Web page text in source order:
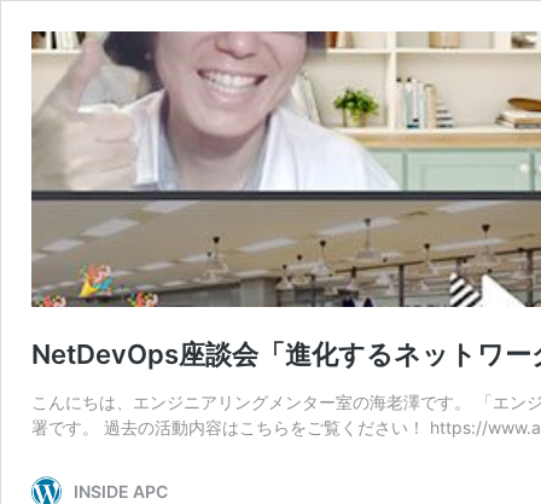
NetDevOps座談会「進化するネットワー
こんにちは、エンジニアリングメンター室の海老澤です。 「エ
署です。 過去の活動内容はこちらをご覧ください！ https://
INSIDE APC